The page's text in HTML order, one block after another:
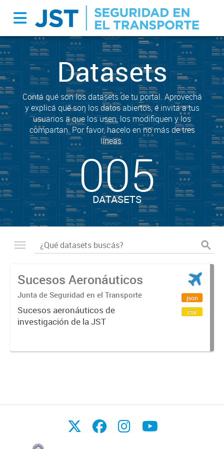
Datasets
Contá qué son los datasets de tu portal. Aprovechá
y explicá qué son los datos abiertos, e invitá a tus
usuarios a que los usen, los modifiquen y los
compartan. Por favor, hacelo en no más de tres
líneas.
005
DATASETS
Sucesos Aeronáuticos
Junta de Seguridad en el Transporte
Sucesos aeronáuticos de
investigación de la JST
json
csv